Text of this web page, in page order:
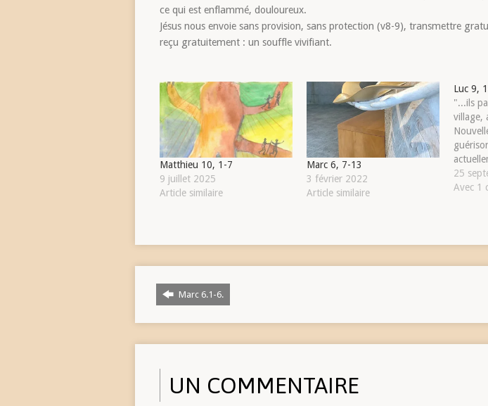
ce qui est enflammé, douloureux.
Jésus nous envoie sans provision, sans protection (v8-9), transmettre
reçu gratuitement : un souffle vivifiant.
Matthieu 10, 1-7
9 juillet 2025
Article similaire
Marc 6, 7-13
3 février 2022
Article similaire
Luc 9,
"...ils
village,
de
Ils ne
25
Avec 1
Marc 6.1-6.
UN COMMENTAIRE